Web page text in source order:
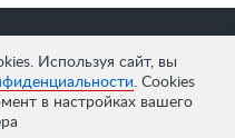
Используя сайт, вы
. Cookies
в настройках вашего